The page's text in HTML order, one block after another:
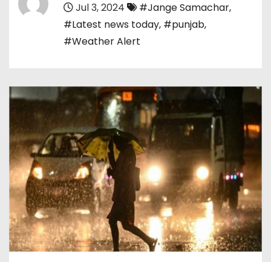
Jul 3, 2024 #Jange Samachar,
#Latest news today, #punjab,
#Weather Alert